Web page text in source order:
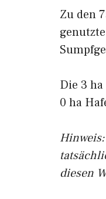
Zu den
Die 3
0 ha
diesen